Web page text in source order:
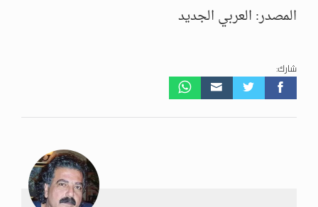
المصدر: العربي الجديد
شارك: